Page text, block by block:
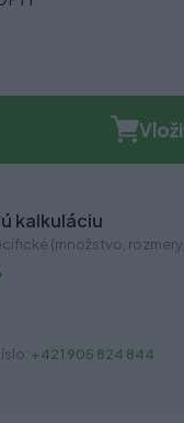
kalkuláciu
(množstvo,
+421 905 824 844